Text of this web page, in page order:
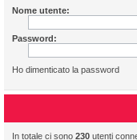
Nome utente:
Password:
Ho dimenticato la password
In totale ci sono 230 utenti